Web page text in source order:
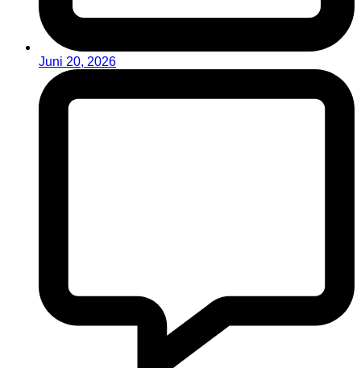
Juni 20, 2026